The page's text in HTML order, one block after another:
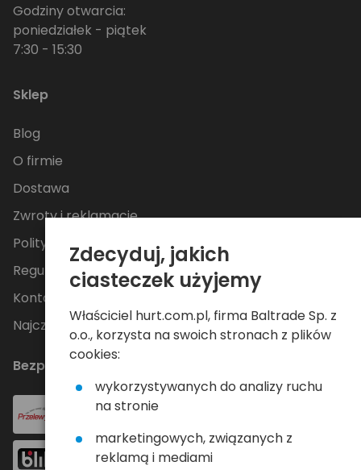
Godziny otwarcia:
poniedziałek - piątek
7:30 - 15:30
Sklep
Blog
O firmie
Dostawa
Zwroty i reklamacje
Polityka Prywatności
Regulamin
Kontakt
Najczęściej zadawane pytania
Bezpieczne płatności
Zdecyduj, jakich
ciasteczek użyjemy
Właściciel hurt.com.pl, firma Baltrade Sp. z
o.o., korzysta na swoich stronach z plików
cookies:
wykorzystywanych do analizy ruchu
na stronie
marketingowych, związanych z
reklamą i mediami